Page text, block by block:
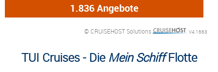
© CRUISEHOST Solutions V4.1663
TUI Cruises - Die Mein SchiffFlotte